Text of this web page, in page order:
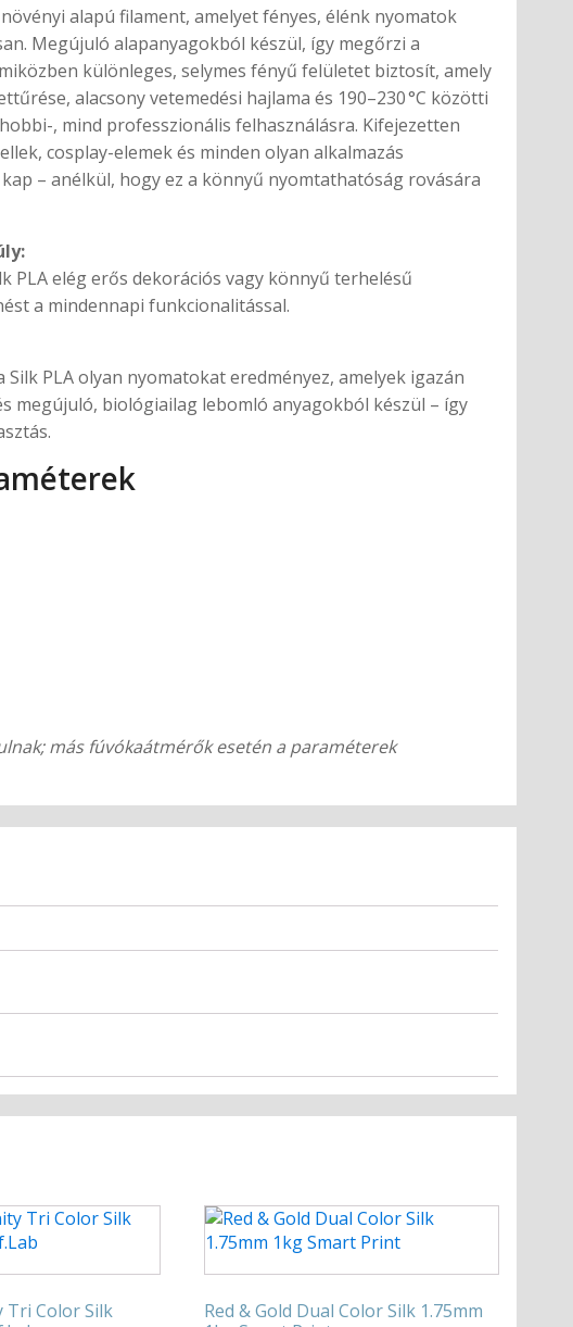
alapú filament, amelyet fényes, élénk nyomatok
Megújuló alapanyagokból készül, így megőrzi a
különleges, selymes fényű felületet biztosít, amely
alacsony vetemedési hajlama és 190–230 °C közötti
, mind professzionális felhasználásra. Kifejezetten
cosplay-elemek és minden olyan alkalmazás
– anélkül, hogy ez a könnyű nyomtathatóság rovására
PLA elég erős dekorációs vagy könnyű terhelésű
a mindennapi funkcionalitással.
PLA olyan nyomatokat eredményez, amelyek igazán
megújuló, biológiailag lebomló anyagokból készül – így
más fúvókaátmérők esetén a paraméterek
Tri Color Silk
Red & Gold Dual Color Silk 1.75mm